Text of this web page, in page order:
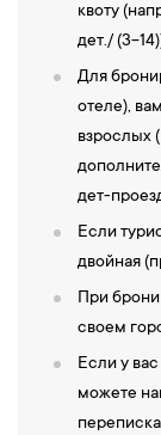
квоту
дет./ (3-
Для
отеле),
взрослых
дет-
Если
двойная
При
своем
Если у
можете